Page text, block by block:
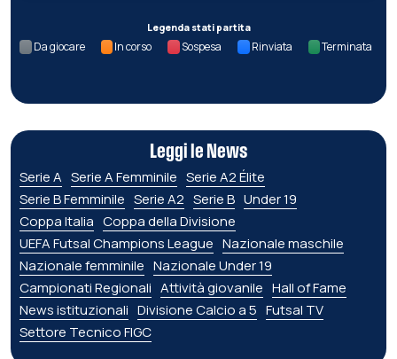
Legenda stati partita
Da giocare In corso Sospesa Rinviata Terminata
Leggi le News
Serie A Serie A Femminile Serie A2 Élite
Serie B Femminile Serie A2 Serie B Under 19
Coppa Italia Coppa della Divisione
UEFA Futsal Champions League Nazionale maschile
Nazionale femminile Nazionale Under 19
Campionati Regionali Attività giovanile Hall of Fame
News istituzionali Divisione Calcio a 5 Futsal TV
Settore Tecnico FIGC